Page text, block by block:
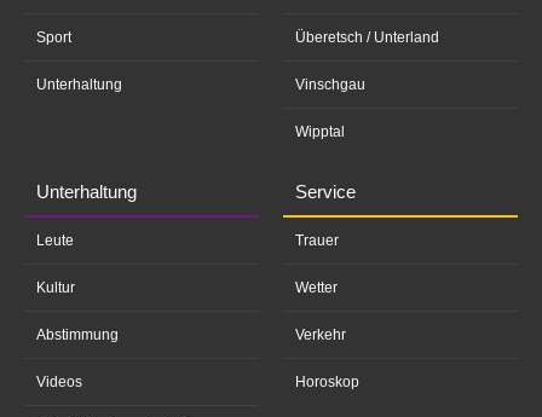
Sport
Unterhaltung
Überetsch / Unterland
Vinschgau
Wipptal
Unterhaltung
Leute
Kultur
Abstimmung
Videos
Service
Trauer
Wetter
Verkehr
Horoskop